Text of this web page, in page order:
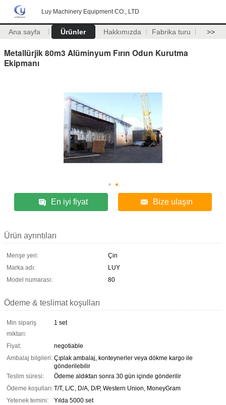
Luy Machinery Equipment CO., LTD
Ana sayfa Ürünler Hakkımızda Fabrika turu >>
Metallürjik 80m3 Alüminyum Fırın Odun Kurutma
Ekipmanı
En iyi fiyat Bize ulaşın
Ürün ayrıntıları
Menşe yeri:
Çin
Marka adı:
LUY
Model numarası:
80
Ödeme & teslimat koşulları
Min sipariş
miktarı:
1 set
Fiyat:
negotiable
Ambalaj bilgileri: Çıplak ambalaj, konteynerler veya dökme kargo ile
gönderilebilir
Teslim süresi:
Ödeme aldıktan sonra 30 gün içinde gönderilir
Ödeme koşulları:T/T, L/C, D/A, D/P, Western Union, MoneyGram
Yetenek temini:
Yılda 5000 set